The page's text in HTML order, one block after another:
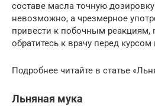
составе масла точную
невозможно, а чрезмерное
привести к побочным реакциям,
обратитесь к врачу перед
Подробнее читайте в статье
Льняная мука